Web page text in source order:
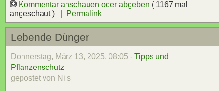
Kommentar anschauen oder abgeben ( 1167 mal
angeschaut ) |
Permalink
Lebende Dünger
Donnerstag, März 13, 2025, 08:05 - Tipps und
Pflanzenschutz
gepostet von Nils